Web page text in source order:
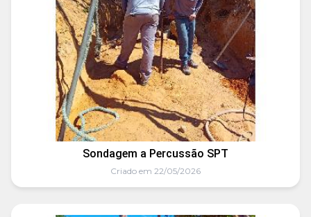
Sondagem a Percussão SPT
Criado em 22/05/2026